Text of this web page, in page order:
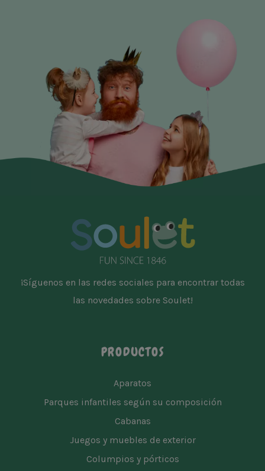
PRODUCTOS
Aparatos
Parques infantiles según su composición
Cabanas
Juegos y muebles de exterior
Columpios y pórticos
¡Síguenos en las redes sociales para encontrar todas
las novedades sobre Soulet!